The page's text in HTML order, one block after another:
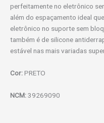
perfeitamente no eletrônico
além do espaçamento ideal
eletrônico no suporte sem
também é de silicone
estável nas mais variadas
Cor:PRETO
NCM:39269090